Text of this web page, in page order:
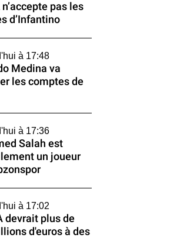
n’accepte pas les
d’Infantino
à 17:48
Medina va
les comptes de
à 17:36
Salah est
un joueur
à 17:02
devrait plus de
d'euros à des